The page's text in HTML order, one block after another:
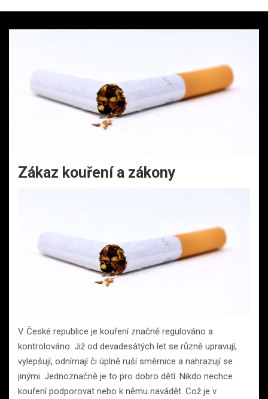
Zákaz kouření a zákony
V České republice je kouření značně regulováno a
kontrolováno. Již od devadesátých let se různě upravují,
vylepšují, odnímají či úplně ruší směrnice a nahrazují se
jinými. Jednoznačně je to pro dobro dětí. Nikdo nechce
kouření podporovat nebo k němu navádět. Což je v